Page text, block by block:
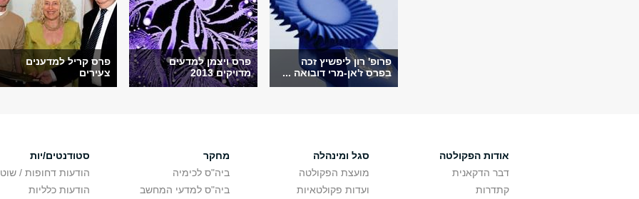
פרופ' רון ליפשיץ זכה
בפרס ז'אן-מרי דובואה ...
פרס ויצמן למדעים
מדויקים 2013
פרס קריל למדענים
צעירים
אודות הפקולטה
דבר הדקאנית
קתדרות
סגל ומינהלה
מועצת הפקולטה
ועדות פקולטאיות
מחקר
ביה"ס לכימיה
ביה"ס למדעי המחשב
סטודנטים/יות
הודעות דחופות /
הודעות כלליות